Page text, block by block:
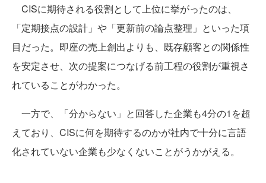
CISに期待される役割として上位に挙がったのは、
「定期接点の設計」や「更新前の論点整理」といった項
目だった。即座の売上創出よりも、既存顧客との関係性
を安定させ、次の提案につなげる前工程の役割が重視さ
れていることがわかった。
一方で、「分からない」と回答した企業も4分の1を超
えており、CISに何を期待するのかが社内で十分に言語
化されていない企業も少なくないことがうかがえる。